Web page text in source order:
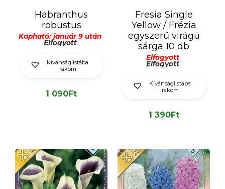
Habranthus
robustus
Kapható: január 9 után
Elfogyott
Kívánságlistába
rakom
1 090Ft
Fresia Single
Yellow / Frézia
egyszerű virágú
sárga 10 db
Elfogyott
Elfogyott
Kívánságlistába
rakom
1 390Ft